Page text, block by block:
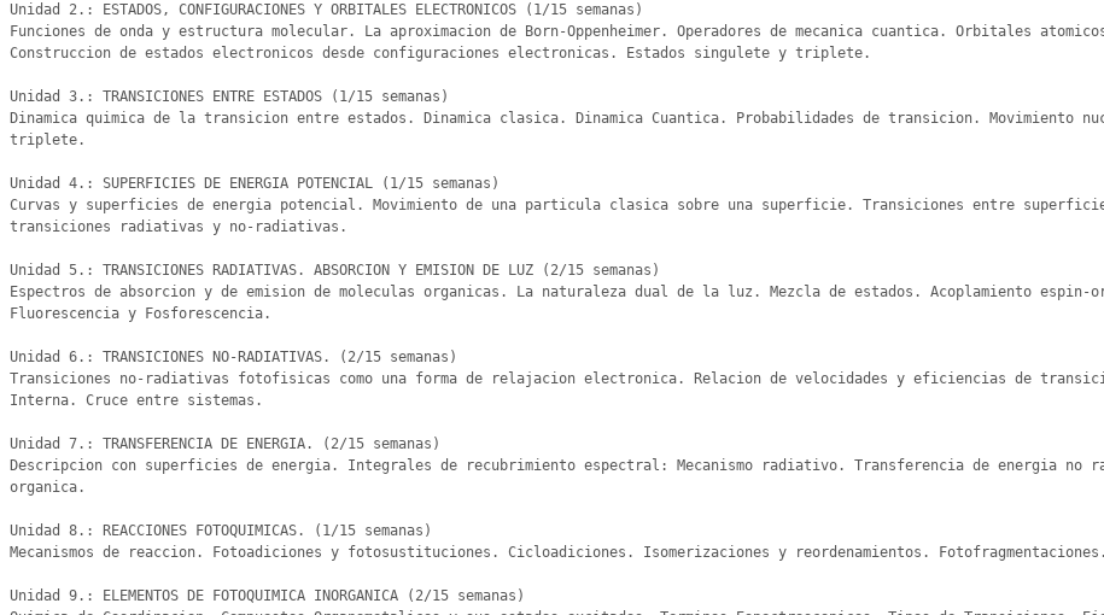
Unidad 2.: ESTADOS, CONFIGURACIONES Y ORBITALES ELECTRONICOS (1/15 semanas)
Funciones de onda y estructura molecular. La aproximacion de Born-Oppenheimer. Operadores de mecanica cuantica. Orbitales
Construccion de estados electronicos desde configuraciones electronicas. Estados singulete y triplete.
Unidad 3.: TRANSICIONES ENTRE ESTADOS (1/15 semanas)
Dinamica quimica de la transicion entre estados. Dinamica clasica. Dinamica Cuantica. Probabilidades de transicion. Movimiento
triplete.
Unidad 4.: SUPERFICIES DE ENERGIA POTENCIAL (1/15 semanas)
Curvas y superficies de energia potencial. Movimiento de una particula clasica sobre una superficie. Transiciones entre
transiciones radiativas y no-radiativas.
Unidad 5.: TRANSICIONES RADIATIVAS. ABSORCION Y EMISION DE LUZ (2/15 semanas)
Espectros de absorcion y de emision de moleculas organicas. La naturaleza dual de la luz. Mezcla de estados. Acoplamiento
Fluorescencia y Fosforescencia.
Unidad 6.: TRANSICIONES NO-RADIATIVAS. (2/15 semanas)
Transiciones no-radiativas fotofisicas como una forma de relajacion electronica. Relacion de velocidades y eficiencias de
Interna. Cruce entre sistemas.
Unidad 7.: TRANSFERENCIA DE ENERGIA. (2/15 semanas)
Descripcion con superficies de energia. Integrales de recubrimiento espectral: Mecanismo radiativo. Transferencia de energia
organica.
Unidad 8.: REACCIONES FOTOQUIMICAS. (1/15 semanas)
Mecanismos de reaccion. Fotoadiciones y fotosustituciones. Cicloadiciones. Isomerizaciones y reordenamientos.
Unidad 9.: ELEMENTOS DE FOTOQUIMICA INORGANICA (2/15 semanas)